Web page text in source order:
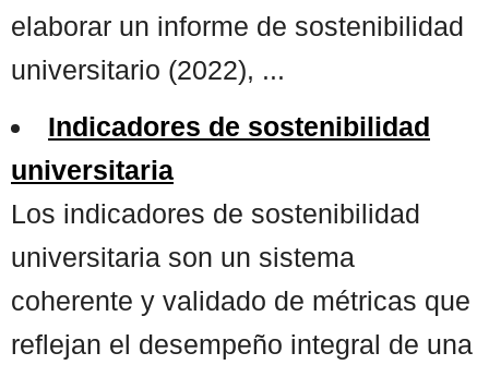
elaborar un informe de sostenibilidad
universitario (2022), ...
Indicadores de sostenibilidad
universitaria
Los indicadores de sostenibilidad
universitaria son un sistema
coherente y validado de métricas que
reflejan el desempeño integral de una